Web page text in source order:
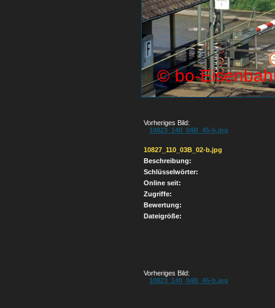
Vorheriges Bild:
10823_140_04B_45-b.jpg
10827_110_03B_02-b.jpg
Beschreibung:
Schlüsselwörter:
Online seit:
Zugriffe:
Bewertung:
Dateigröße:
Vorheriges Bild:
10823_140_04B_45-b.jpg